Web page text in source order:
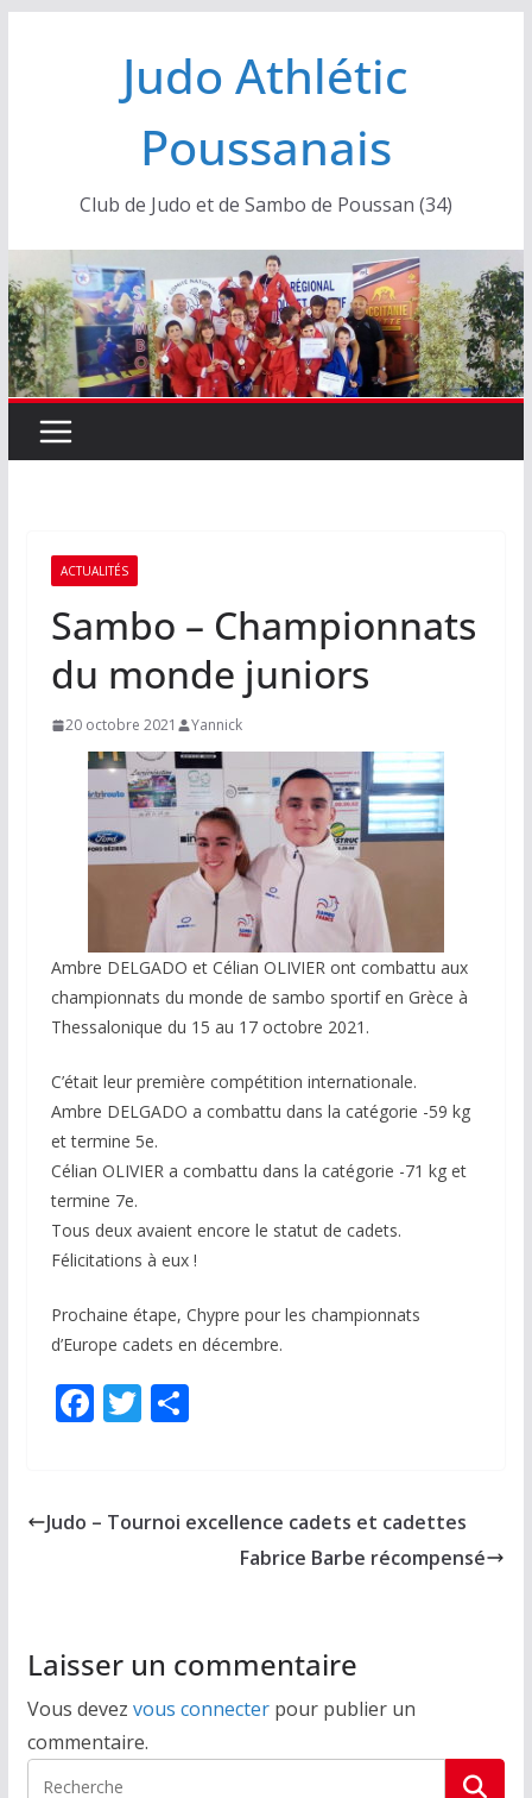
Judo Athlétic
Poussanais
Club de Judo et de Sambo de Poussan (34)
ACTUALITÉS
Sambo – Championnats
du monde juniors
20 octobre 2021 Yannick
Ambre DELGADO et Célian OLIVIER ont combattu aux
championnats du monde de sambo sportif en Grèce à
Thessalonique du 15 au 17 octobre 2021.
C’était leur première compétition internationale.
Ambre DELGADO a combattu dans la catégorie -59 kg
et termine 5e.
Célian OLIVIER a combattu dans la catégorie -71 kg et
termine 7e.
Tous deux avaient encore le statut de cadets.
Félicitations à eux !
Prochaine étape, Chypre pour les championnats
d’Europe cadets en décembre.
F
b
T
er
P
g
Judo – Tournoi excellence cadets et cadettes
Fabrice Barbe récompensé
Laisser un commentaire
Vous devez vous connecterpour publier un
commentaire.